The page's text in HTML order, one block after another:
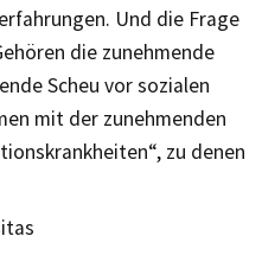
Und die Frage
die zunehmende
Scheu vor sozialen
mit der zunehmenden
zu denen